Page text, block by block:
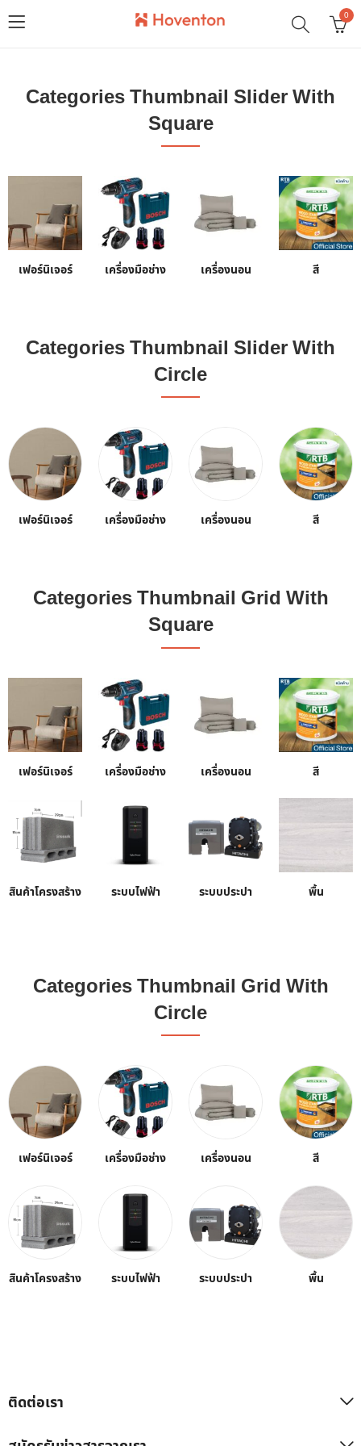
0
Categories Thumbnail Slider With
Square
เฟอร์นิเจอร์ เครื่องมือช่าง เครื่องนอน สี
Categories Thumbnail Slider With
Circle
เฟอร์นิเจอร์ เครื่องมือช่าง เครื่องนอน สี
Categories Thumbnail Grid With
Square
เฟอร์นิเจอร์ เครื่องมือช่าง เครื่องนอน สี
สินค้าโครงสร้าง ระบบไฟฟ้า ระบบประปา พื้น
Categories Thumbnail Grid With
Circle
เฟอร์นิเจอร์ เครื่องมือช่าง เครื่องนอน สี
สินค้าโครงสร้าง ระบบไฟฟ้า ระบบประปา พื้น
ติดต่อเรา